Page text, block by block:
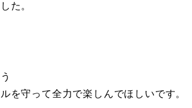
た。
を守って全力で楽しんでほしいです。